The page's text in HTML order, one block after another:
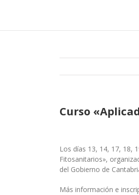
Curso
Los días 13, 14, 17, 18,
Fitosanitarios»,
del Gobierno de
Más información e